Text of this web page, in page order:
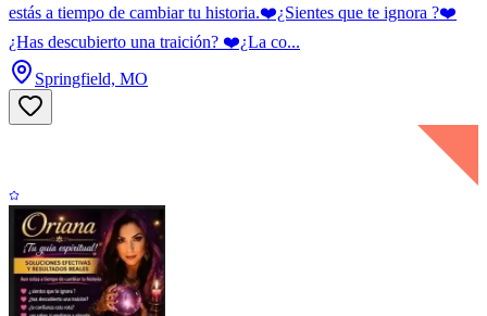
estás a tiempo de cambiar tu historia.❤️¿Sientes que te ignora ?❤️
¿Has descubierto una traición? ❤️¿La co...
Springfield, MO